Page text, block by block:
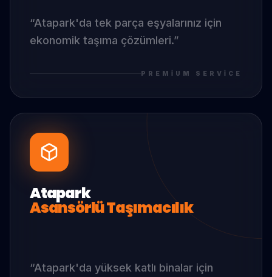
“Atapark'da tek parça eşyalarınız için
ekonomik taşıma çözümleri.”
PREMIUM SERVICE
Atapark
Asansörlü Taşımacılık
“Atapark'da yüksek katlı binalar için